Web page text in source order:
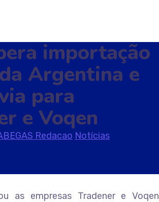
importação
Argentina e
para
e Voqen
Redacao Notícias
as empresas Tradener e Voqen